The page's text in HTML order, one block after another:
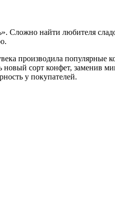
Сложно найти любителя
производила
сорт конфет, заменив
у покупателей.